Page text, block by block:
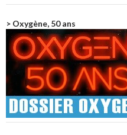
> Oxygène, 50 ans